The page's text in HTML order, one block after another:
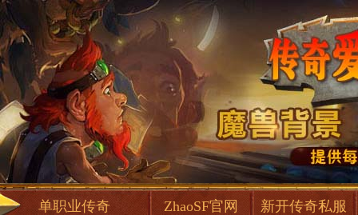
单职业传奇 ZhaoSF官网 新开传奇私服